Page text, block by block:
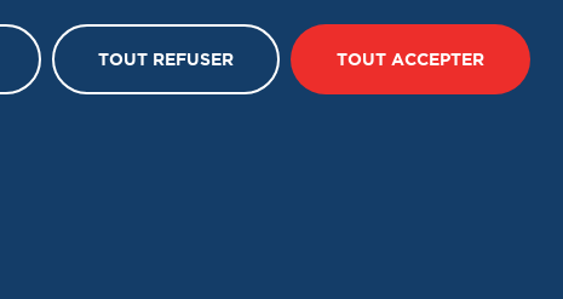
TOUT REFUSER TOUT ACCEPTER